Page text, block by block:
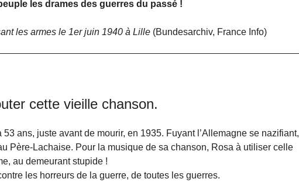
les drames des guerres du passé !
les armes le 1er juin 1940 à Lille (Bundesarchiv, France Info)
cette vieille chanson.
ans, juste avant de mourir, en 1935. Fuyant l’Allemagne se nazifiant,
Père-Lachaise. Pour la musique de sa chanson, Rosa à utiliser celle
au demeurant stupide !
les horreurs de la guerre, de toutes les guerres.